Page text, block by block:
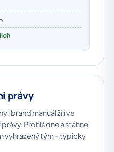
právy
i brand manuál žijí ve
Prohlédne a stáhne
vyhrazený tým – typicky